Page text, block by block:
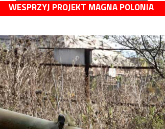
WESPRZYJ PROJEKT MAGNA POLONIA